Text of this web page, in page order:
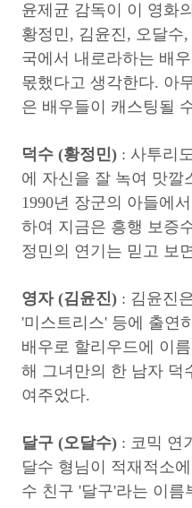
윤제균 감독이
이 영화
황정민, 김윤진, 오달수
국에서 내로라하는 배
몫했다고 생각한다. 아
은 배우들이 캐스팅될
덕수 (황정민) : 사투리
에 자신을 잘 녹여 맛깔
1990년 장군의 아들에
하여 지금은 흥행 보증
정민의 연기는 믿고 보
영자 (김윤진) : 김윤진
'미스트리스' 등에 출연
배우로 할리우드에 이
해 그녀만의 한 남자 덕
여주었다.
달구 (오달수) : 코믹 연
달수 형님이 적재적소
수 친구 '달구'라는 이